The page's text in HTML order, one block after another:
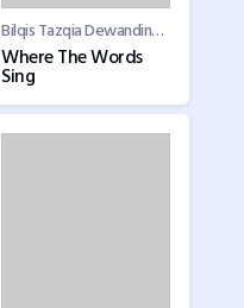
Bilqis Tazqia Dewandiny Saputra
Where The Words
Sing